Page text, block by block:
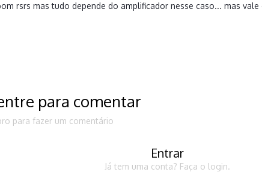
rsrs mas tudo depende do amplificador nesse caso... mas vale
para comentar
para fazer um comentário
Entrar
Já tem uma conta? Faça o login.